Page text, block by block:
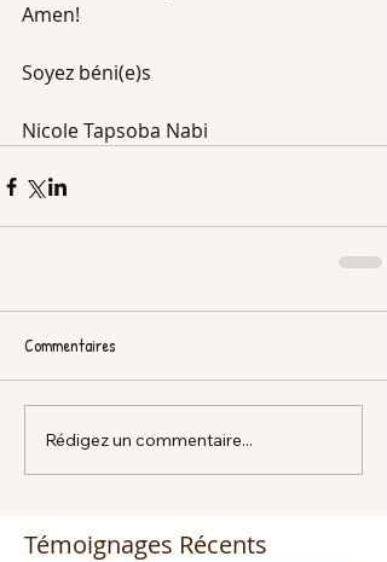
Amen!
Soyez béni(e)s
Nicole Tapsoba Nabi
Commentaires
Rédigez un commentaire...
Témoignages Récents